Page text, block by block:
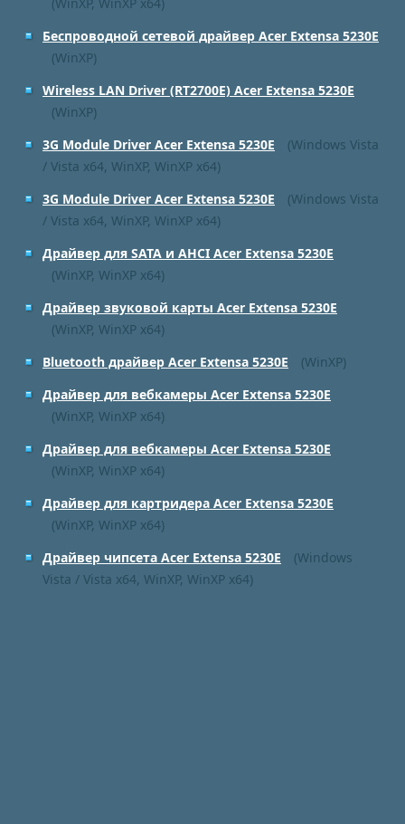
Беспроводной сетевой драйвер Acer Extensa 5230E
(WinXP)
Wireless LAN Driver (RT2700E) Acer Extensa 5230E
(WinXP)
3G Module Driver Acer Extensa 5230E
(Windows Vista
/ Vista x64, WinXP, WinXP x64)
3G Module Driver Acer Extensa 5230E
(Windows Vista
/ Vista x64, WinXP, WinXP x64)
Драйвер для SATA и AHCI Acer Extensa 5230E
(WinXP, WinXP x64)
Драйвер звуковой карты Acer Extensa 5230E
(WinXP, WinXP x64)
Bluetooth драйвер Acer Extensa 5230E
(WinXP)
Драйвер для вебкамеры Acer Extensa 5230E
(WinXP, WinXP x64)
Драйвер для вебкамеры Acer Extensa 5230E
(WinXP, WinXP x64)
Драйвер для картридера Acer Extensa 5230E
(WinXP, WinXP x64)
Драйвер чипсета Acer Extensa 5230E
(Windows
Vista / Vista x64, WinXP, WinXP x64)